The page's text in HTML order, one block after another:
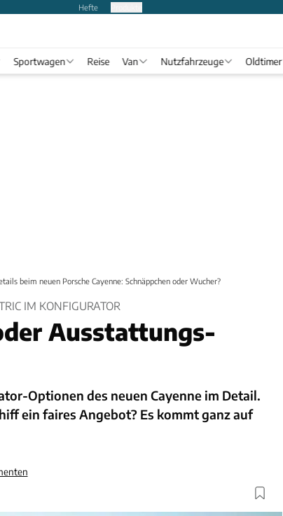
Hefte
Sportwagen Reise Van Nutzfahrzeuge Oldtimer
beim neuen Porsche Cayenne: Schnäppchen oder Wucher?
IM KONFIGURATOR
Ausstattungs-
Optionen des neuen Cayenne im Detail.
ein faires Angebot? Es kommt ganz auf